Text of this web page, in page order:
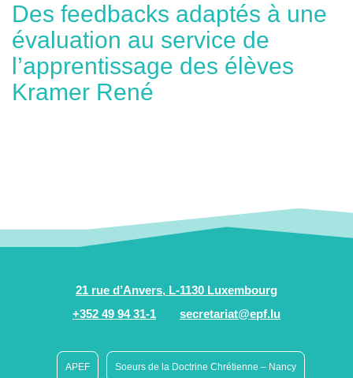
Des feedbacks adaptés à une
évaluation au service de
l’apprentissage des élèves
Kramer René
21 rue d’Anvers, L-1130 Luxembourg
+352 49 94 31-1
secretariat@epf.lu
APEF Soeurs de la Doctrine Chrétienne – Nancy